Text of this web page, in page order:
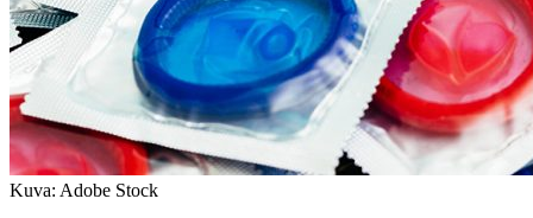
Kuva: Adobe Stock